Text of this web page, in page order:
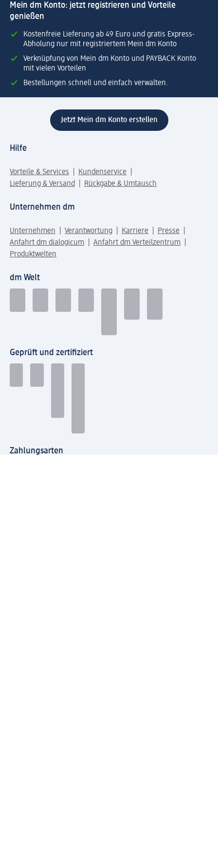
Mein dm Konto: jetzt registrieren und Vorteile
genießen
Kostenfreie Lieferung ab 49 Euro und gratis Express-
Abholung nur mit registriertem Mein dm Konto
Verknüpfung von Mein dm Konto und PAYBACK Konto
mit vielen Vorteilen
Bestellungen schnell und einfach verwalten.
Jetzt Mein dm Konto erstellen
Hilfe
Vorteile & Services
Kundenservice
Lieferung & Versand
Rückgabe & Umtausch
Unternehmen dm
Unternehmen Verantwortung Karriere
Presse
Anfahrt dm dialogicum
Anfahrt dm Verteilzentrum
Produktwelten
dm Welt
Geprüft und zertifiziert
Zahlungsarten